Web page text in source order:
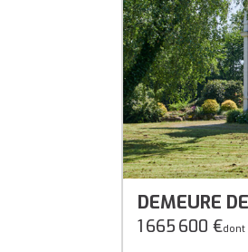
DEMEURE
1 665 600 €dont